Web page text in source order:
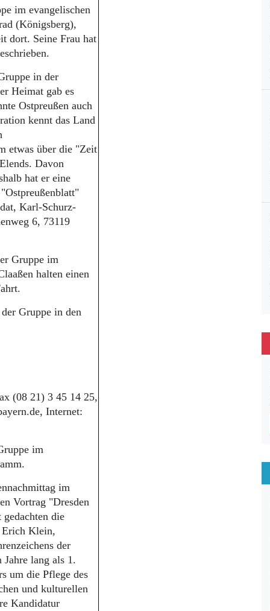
im evangelischen
(Königsberg),
dort. Seine Frau hat
in der
Heimat gab es
Ostpreußen auch
kennt das Land
etwas über die "Zeit
Davon
hat er eine
Karl-Schurz-
6, 73119
Gruppe im
halten einen
Gruppe in den
(08 21) 3 45 14 25,
Internet:
im
im
Vortrag "Dresden
die
Erich Klein,
der
lang als 1.
um die Pflege des
und kulturellen
Kandidatur